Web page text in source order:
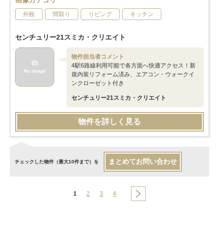
外観 間取り リビング キッチン
センチュリー21スミカ・クリエイト
物件担当者コメント
4駅6路線利用可能で各方面へ快適アクセス！新
規内装リフォーム済み、エアコン・ウォークイ
ンクローゼット付き
センチュリー21スミカ・クリエイト
物件を詳しく見る
チェックした物件（最大10件まで）を まとめてお問い合わせ
1 2 3 4